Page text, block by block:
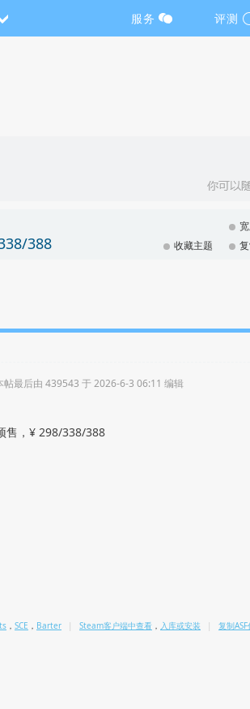
服务 评测
388
收藏主题
帖最后由 439543 于 2026-6-3 06:11 编辑
售，¥ 298/338/388
， SCE ， Barter | Steam客户端中查看 ， 入库或安装 | 复制